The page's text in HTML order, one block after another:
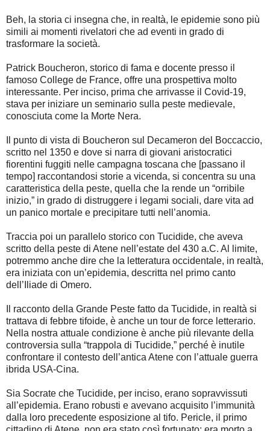
Beh, la storia ci insegna che, in realtà, le epidemie sono più
simili ai momenti rivelatori che ad eventi in grado di
trasformare la società.
Patrick Boucheron, storico di fama e docente presso il
famoso College de France, offre una prospettiva molto
interessante. Per inciso, prima che arrivasse il Covid-19,
stava per iniziare un seminario sulla peste medievale,
conosciuta come la Morte Nera.
Il punto di vista di Boucheron sul Decameron del Boccaccio,
scritto nel 1350 e dove si narra di giovani aristocratici
fiorentini fuggiti nelle campagna toscana che [passano il
tempo] raccontandosi storie a vicenda, si concentra su una
caratteristica della peste, quella che la rende un “orribile
inizio,” in grado di distruggere i legami sociali, dare vita ad
un panico mortale e precipitare tutti nell’anomia.
Traccia poi un parallelo storico con Tucidide, che aveva
scritto della peste di Atene nell’estate del 430 a.C. Al limite,
potremmo anche dire che la letteratura occidentale, in realtà,
era iniziata con un’epidemia, descritta nel primo canto
dell’Iliade di Omero.
Il racconto della Grande Peste fatto da Tucidide, in realtà si
trattava di febbre tifoide, è anche un tour de force letterario.
Nella nostra attuale condizione è anche più rilevante della
controversia sulla “trappola di Tucidide,” perché è inutile
confrontare il contesto dell’antica Atene con l’attuale guerra
ibrida USA-Cina.
Sia Socrate che Tucidide, per inciso, erano sopravvissuti
all’epidemia. Erano robusti e avevano acquisito l’immunità
dalla loro precedente esposizione al tifo. Pericle, il primo